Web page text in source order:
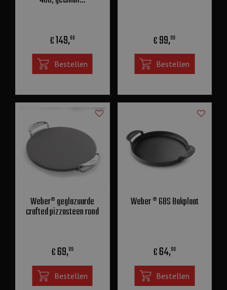
€149,00
Bestellen
€99,99
Bestellen
Weber® geglazuurde
crafted pizzasteen rond
€69,99
Bestellen
Weber ® GBS Bakplaat
€64,99
Bestellen